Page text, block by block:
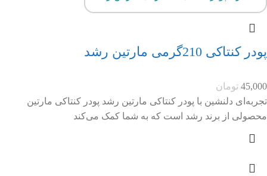
پودر کنتاکی 210گرمی مارتین رشد
45,000 تومان
تجربه‌ای دلنشین با پودر کنتاکی مارتین رشد پودر کنتاکی مارتین
محصولی از برند رشد است که به شما کمک می‌کند